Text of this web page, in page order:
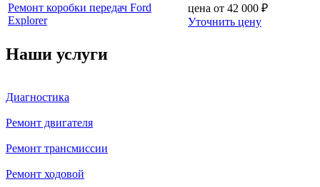
Ремонт коробки передач Ford
Explorer
цена от 42 000 ₽
Уточнить цену
Наши услуги
Диагностика
Ремонт двигателя
Ремонт трансмиссии
Ремонт ходовой